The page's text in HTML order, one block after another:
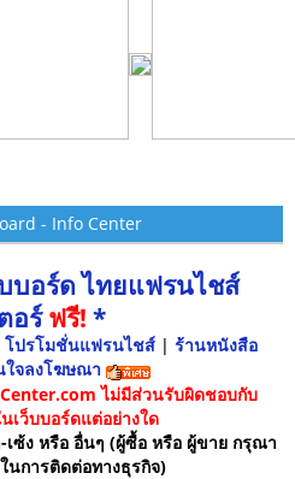
- Info Center
บอร์ด ไทยแฟรนไชส์
อร์ฟรี! *
โปรโมชั่นแฟรนไชส์ | ร้านหนังสือ
ใจลงโฆษณา
ไม่มีส่วนรับผิดชอบกับ
เว็บบอร์ดแต่อย่างใด
เซ้ง หรือ อื่นๆ (ผู้ซื้อ หรือ ผู้ขาย กรุณา
การติดต่อทางธุรกิจ)